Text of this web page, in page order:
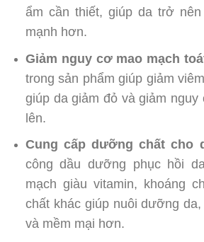
ẩm cần thiết, giúp da trở
mạnh hơn.
Giảm nguy cơ mao mạch
trong sản phẩm giúp giảm
giúp da giảm đỏ và giảm
lên.
Cung cấp dưỡng chất cho
công dầu dưỡng phục hồi
mạch giàu vitamin, khoáng
chất khác giúp nuôi dưỡng
và mềm mại hơn.